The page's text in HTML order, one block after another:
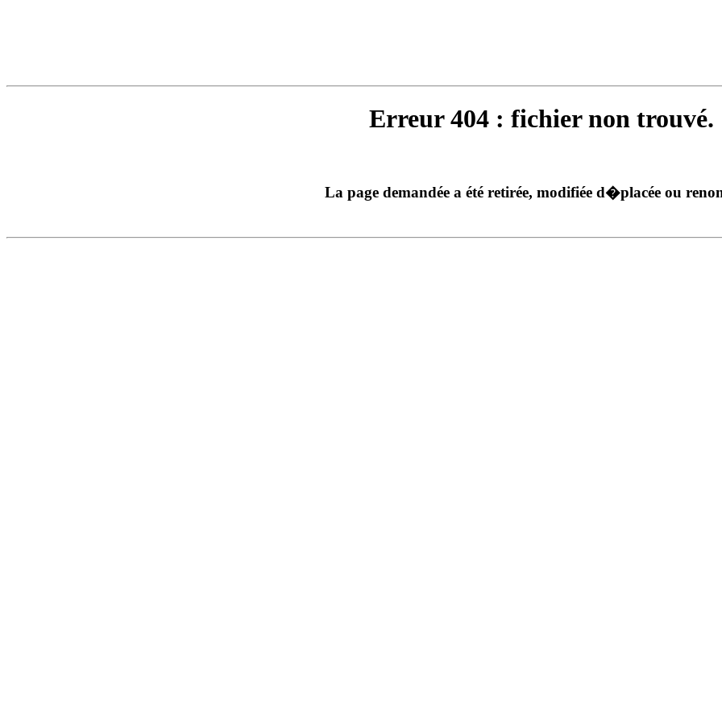
Erreur 404 : fichier non trouvé.
La page demandée a été retirée, modifiée d�placée ou